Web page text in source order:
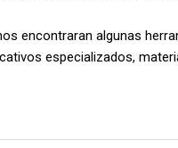
encontraran algunas
especializados,